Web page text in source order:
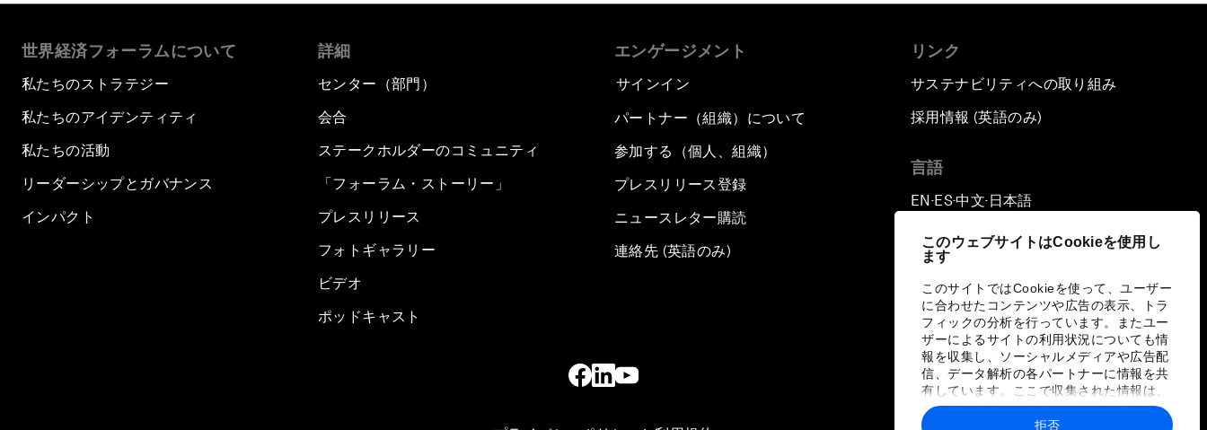
このウェブサイトはCookieを使用し
ます
このサイトではCookieを使って、ユーザー
に合わせたコンテンツや広告の表示、トラ
フィックの分析を行っています。またユー
ザーによるサイトの利用状況についても情
報を収集し、ソーシャルメディアや広告配
信、データ解析の各パートナーに情報を共
有しています。ここで収集された情報は、
ユーザーが各パートナーに提供した他の情
報や各パートナーのサービスを使用した際
拒否
世界経済フォーラムについて
私たちのストラテジー
私たちのアイデンティティ
私たちの活動
リーダーシップとガバナンス
インパクト
詳細
センター（部門）
会合
ステークホルダーのコミュニティ
「フォーラム・ストーリー」
プレスリリース
フォトギャラリー
ビデオ
ポッドキャスト
エンゲージメント
サインイン
パートナー（組織）について
参加する（個人、組織）
プレスリリース登録
ニュースレター購読
連絡先 (英語のみ)
リンク
サステナビリティへの取り組み
採用情報 (英語のみ)
言語
EN ▪ ES▪中文▪ 日本語